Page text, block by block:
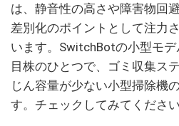
は、静音性の高さや障害物回
差別化のポイントとして注力
います。SwitchBotの小型モ
目株のひとつで、ゴミ収集ス
じん容量が少ない小型掃除機
す。チェックしてみてください